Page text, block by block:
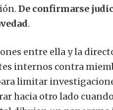
De confirmarse
.
entre ella y la
internos contra
limitar
hacia otro lado